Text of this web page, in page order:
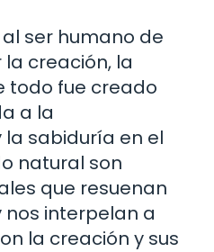
ser humano de
creación, la
todo fue creado
a la
sabiduría en el
natural son
que resuenan
interpelan a
la creación y sus